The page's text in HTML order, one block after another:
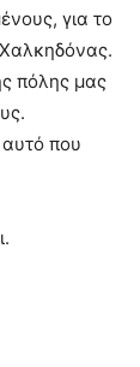
για το
πόλης μας
που